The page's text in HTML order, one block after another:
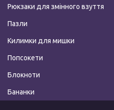
Рюкзаки для змінного взуття
Пазли
Килимки для мишки
Попсокети
Блокноти
Бананки